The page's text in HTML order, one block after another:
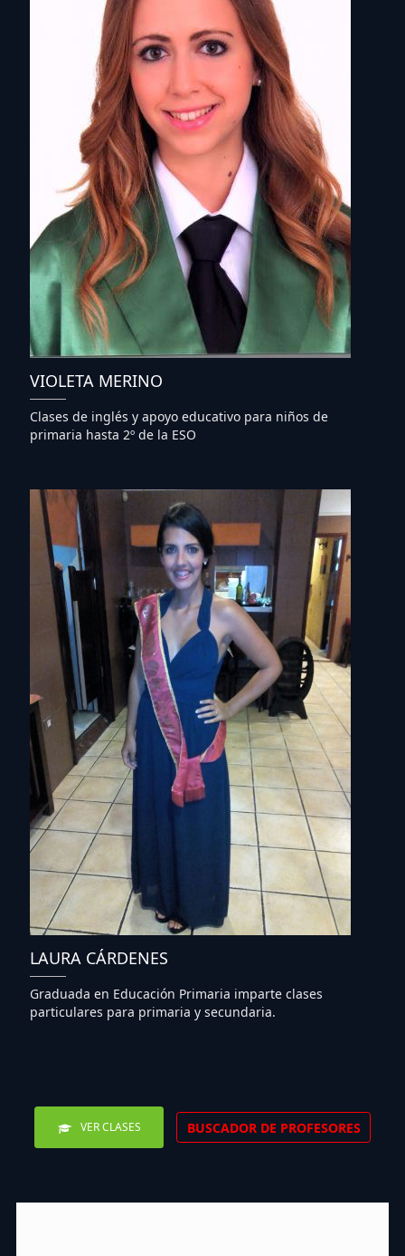
VIOLETA MERINO
Clases de inglés y apoyo educativo para niños de
primaria hasta 2º de la ESO
LAURA CÁRDENES
Graduada en Educación Primaria imparte clases
particulares para primaria y secundaria.
VER CLASES BUSCADOR DE PROFESORES